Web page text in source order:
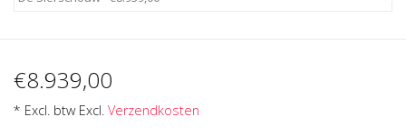
€8.939,00
* Excl. btw Excl. Verzendkosten